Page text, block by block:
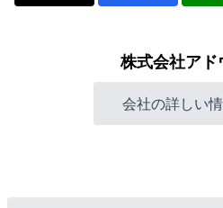
株式会社アド
会社の詳しい